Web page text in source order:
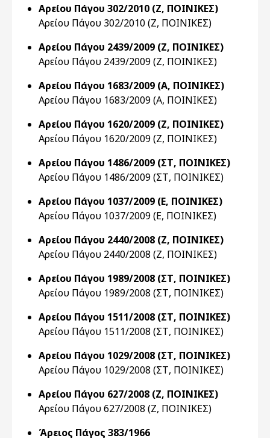
Αρείου Πάγου 302/2010 (Ζ, ΠΟΙΝΙΚΕΣ)
Αρείου Πάγου 302/2010 (Ζ, ΠΟΙΝΙΚΕΣ)
Αρείου Πάγου 2439/2009 (Ζ, ΠΟΙΝΙΚΕΣ)
Αρείου Πάγου 2439/2009 (Ζ, ΠΟΙΝΙΚΕΣ)
Αρείου Πάγου 1683/2009 (Α, ΠΟΙΝΙΚΕΣ)
Αρείου Πάγου 1683/2009 (Α, ΠΟΙΝΙΚΕΣ)
Αρείου Πάγου 1620/2009 (Ζ, ΠΟΙΝΙΚΕΣ)
Αρείου Πάγου 1620/2009 (Ζ, ΠΟΙΝΙΚΕΣ)
Αρείου Πάγου 1486/2009 (ΣΤ, ΠΟΙΝΙΚΕΣ)
Αρείου Πάγου 1486/2009 (ΣΤ, ΠΟΙΝΙΚΕΣ)
Αρείου Πάγου 1037/2009 (Ε, ΠΟΙΝΙΚΕΣ)
Αρείου Πάγου 1037/2009 (Ε, ΠΟΙΝΙΚΕΣ)
Αρείου Πάγου 2440/2008 (Ζ, ΠΟΙΝΙΚΕΣ)
Αρείου Πάγου 2440/2008 (Ζ, ΠΟΙΝΙΚΕΣ)
Αρείου Πάγου 1989/2008 (ΣΤ, ΠΟΙΝΙΚΕΣ)
Αρείου Πάγου 1989/2008 (ΣΤ, ΠΟΙΝΙΚΕΣ)
Αρείου Πάγου 1511/2008 (ΣΤ, ΠΟΙΝΙΚΕΣ)
Αρείου Πάγου 1511/2008 (ΣΤ, ΠΟΙΝΙΚΕΣ)
Αρείου Πάγου 1029/2008 (ΣΤ, ΠΟΙΝΙΚΕΣ)
Αρείου Πάγου 1029/2008 (ΣΤ, ΠΟΙΝΙΚΕΣ)
Αρείου Πάγου 627/2008 (Ζ, ΠΟΙΝΙΚΕΣ)
Αρείου Πάγου 627/2008 (Ζ, ΠΟΙΝΙΚΕΣ)
Άρειος Πάγος 383/1966